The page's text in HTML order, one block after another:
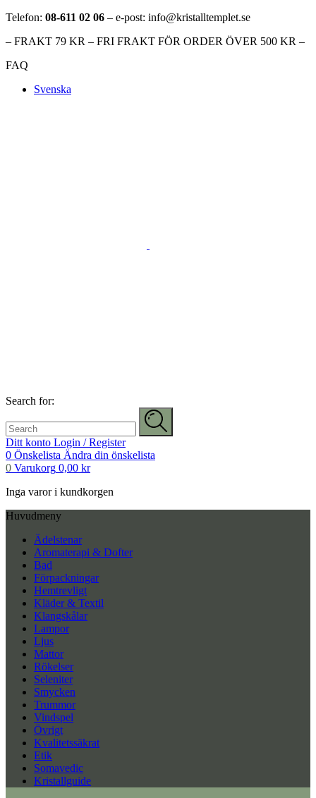
Telefon: 08-611 02 06 – e-post: info@kristalltemplet.se
– FRAKT 79 KR – FRI FRAKT FÖR ORDER ÖVER 500 KR –
FAQ
Svenska
Search for:
Ditt konto Login / Register
0 Önskelista Ändra din önskelista
0 Varukorg 0,00 kr
Inga varor i kundkorgen
Huvudmeny
Ädelstenar
Aromaterapi & Dofter
Bad
Förpackningar
Hemtrevligt
Kläder & Textil
Klangskålar
Lampor
Ljus
Mattor
Rökelser
Seleniter
Smycken
Trummor
Vindspel
Övrigt
Kvalitetssäkrat
Etik
Somavedic
Kristallguide